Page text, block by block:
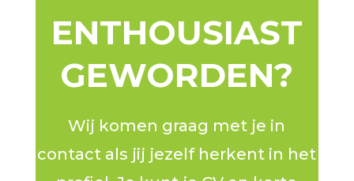
ENTHOUSIAST
GEWORDEN?
Wij komen graag met je in
contact als jij jezelf herkent in het